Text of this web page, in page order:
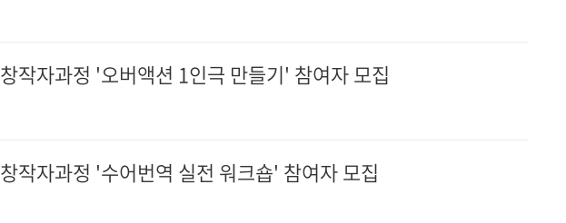
작자과정 '오버액션 1인극 만들기' 참여자 모집
작자과정 '수어번역 실전 워크숍' 참여자 모집